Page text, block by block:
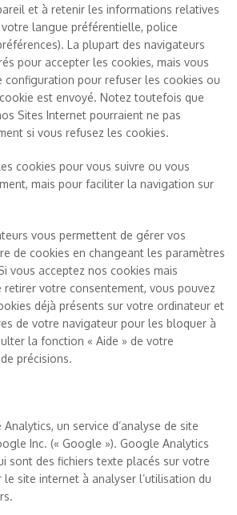
et à retenir les informations relatives
langue préférentielle, police
La plupart des navigateurs
pour accepter les cookies, mais vous
configuration pour refuser les cookies ou
est envoyé. Notez toutefois que
Sites Internet pourraient ne pas
si vous refusez les cookies.
cookies pour vous suivre ou vous
mais pour faciliter la navigation sur
vous permettent de gérer vos
de cookies en changeant les paramètres
vous acceptez nos cookies mais
retirer votre consentement, vous pouvez
déjà présents sur votre ordinateur et
de votre navigateur pour les bloquer à
la fonction « Aide » de votre
précisions.
un service d’analyse de site
Inc. (« Google »). Google Analytics
sont des fichiers texte placés sur votre
le site internet à analyser l’utilisation du